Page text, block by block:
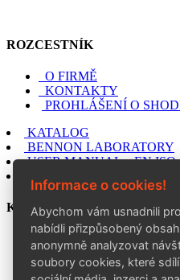
ROZCESTNÍK
O FIRMĚ
KONTAKTY
PROHLÁŠENÍ O
KATALOG
BENNON LABORATORY
USER MANUAL – EN ISO
USER MANUAL – EN ISO
KONTAKT
BENNON Group a. s.
Šedesátá 7015, 760 01 Zlín
+420 602 757 164
Informace o cookies!
Abychom vám usnadnili
nabídli přizpůsobený
anonymně analyzovat
soubory cookies, které